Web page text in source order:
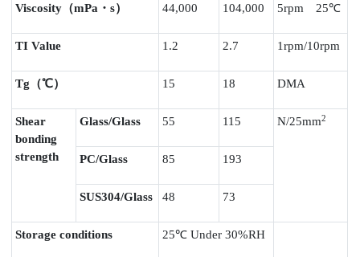
Viscosity （mPa ・s） 44,000 104,000 5rpm25℃
TI Value 1.2 2.7 1rpm/10rpm
Tg （℃） 15 18 DMA
Shear
bonding
strength
Glass/Glass 55 115 N/25mm2
PC/Glass 85 193
SUS304/Glass 48 73
Storage conditions 25℃ Under 30%RH